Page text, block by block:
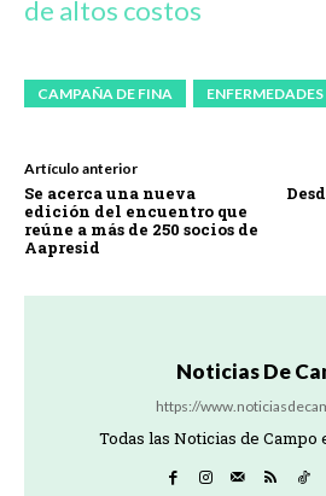
de altos costos
CAMPAÑA DE FINA
Artículo anterior
Se acerca una nueva
edición del encuentro que
reúne a más de 250 socios de
Aapresid
Noticias De
https://
Todas las Noticias de Campo